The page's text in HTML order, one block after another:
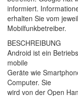
informiert.
erhalten Sie vom
Mobilfunkbetreiber.
BESCHREIBUNG
Android ist ein
mobile
Geräte wie
Computer. Sie
wird von der Open